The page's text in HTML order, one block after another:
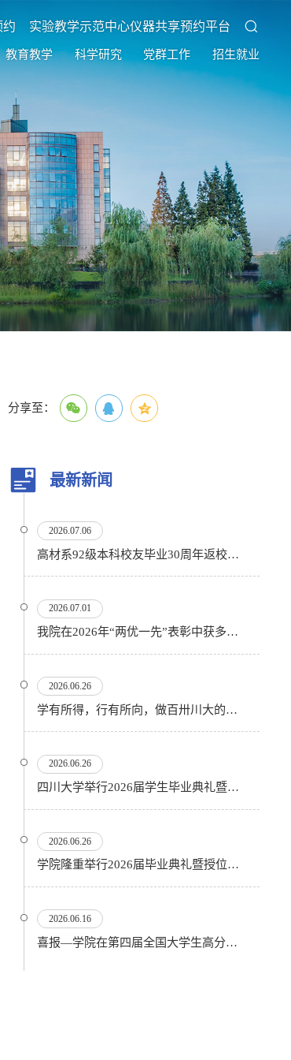
约 实验教学示范中心仪器共享预约平台
教育教学 科学研究 党群工作 招生就业
分享至：
最新新闻
2026.07.06
高材系92级本科校友毕业30周年返校活动顺利举行
2026.07.01
我院在2026年“两优一先”表彰中获多项殊荣
2026.06.26
学有所得，行有所向，做百卅川大的薪火赓续者——校长汪劲松在四川大学2026届学生毕业典礼上的...
2026.06.26
四川大学举行2026届学生毕业典礼暨学位授予仪式
2026.06.26
​学院隆重举行2026届毕业典礼暨授位仪式
2026.06.16
喜报—学院在第四届全国大学生高分子材料实验实践虚拟仿真大赛再创佳绩